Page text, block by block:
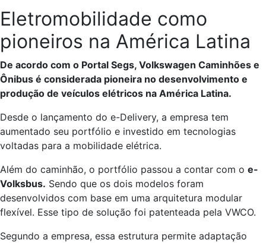
Eletromobilidade como
pioneiros na América Latina
De acordo com o Portal Segs, Volkswagen Caminhões e
Ônibus é considerada pioneira no desenvolvimento e
produção de veículos elétricos na América Latina.
Desde o lançamento do e-Delivery, a empresa tem
aumentado seu portfólio e investido em tecnologias
voltadas para a mobilidade elétrica.
Além do caminhão, o portfólio passou a contar com o e-
Volksbus. Sendo que os dois modelos foram
desenvolvidos com base em uma arquitetura modular
flexível. Esse tipo de solução foi patenteada pela VWCO.
Segundo a empresa, essa estrutura permite adaptação